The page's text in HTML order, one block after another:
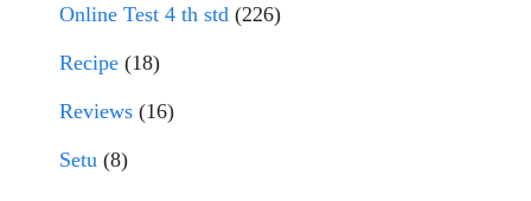
Online Test 4 th std (226)
Recipe (18)
Reviews (16)
Setu (8)